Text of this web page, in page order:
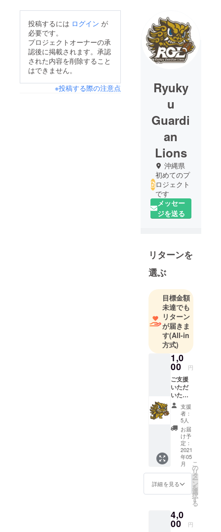
投稿するには ログイン が
必要です。
プロジェクトオーナーの承
認後に掲載されます。承認
された内容を削除すること
はできません。
※投稿する際の注意点
Ryuky
u
Guardi
an
Lions
沖縄県
初めてのプ
ロジェクト
です
メッセー
ジを送る
リターンを
選ぶ
目標金額
未達でも
リターン
が届きま
す(All-in
方式)
1,0
00 円
ご支援
いただ
いた方
へお礼
のお手
紙をお
送りさ
せてい
ただき
ます。
支援
者：
5人
お届
け予
定：
2021
年05
月
詳細を見る
こ
の
リ
タ
ー
ン
を
選
択
す
る
4,0
00 円